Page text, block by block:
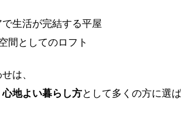
で生活が完結する平屋
間としてのロフト
は、
地よい暮らし方として多くの方に選